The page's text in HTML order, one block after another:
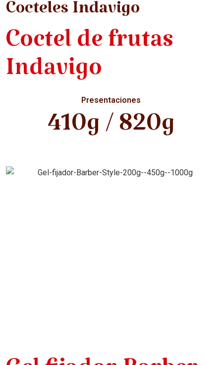
Cocteles Indavigo
Coctel de frutas
Indavigo
Presentaciones
410g / 820g